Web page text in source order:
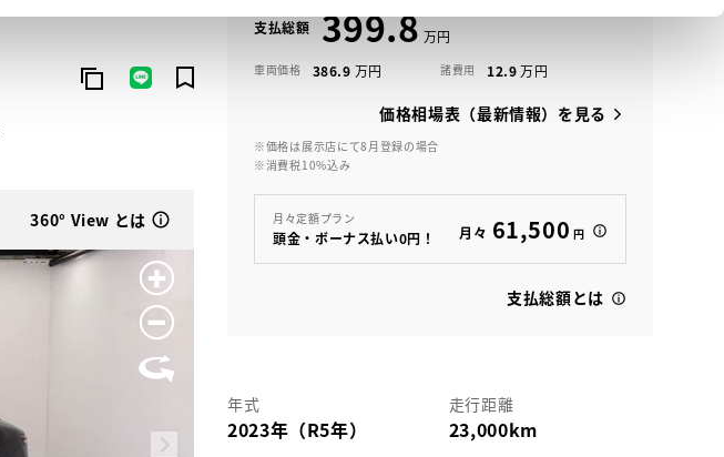
360° View とは View
支払総額 399.8
車両価格 386.9 諸費用 12.9
価格相場表（最新情報）を見る
※価格は展示店にて8月登録の場合
※消費税10%込み
月々定額プラン
頭金・ボーナス払い0円！ 月々 61,500 円
支払総額とは
年式
2023年（R5年）
走行距離
23,000km